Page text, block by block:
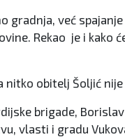
gradnja, već
Rekao je i
obitelj Šoljić
brigade,
vlasti i gradu